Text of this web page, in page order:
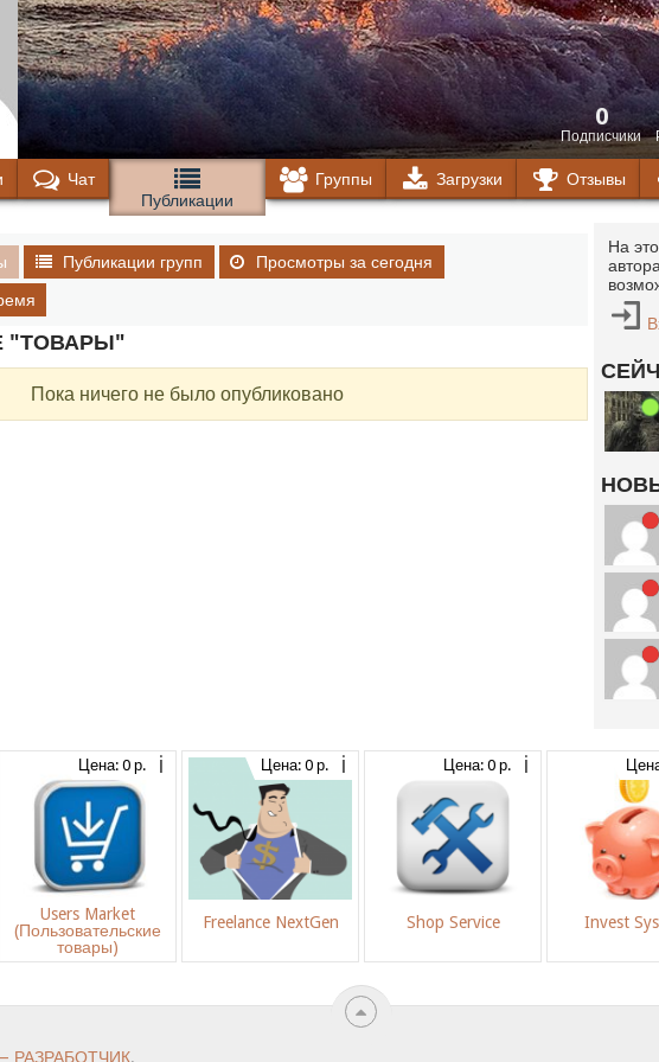
Подписчики
0
Чат
Публикации
Группы Загрузки Отзывы
Публикации групп
Просмотры за сегодня
"ТОВАРЫ"
Пока ничего не было опубликовано
На
Цена: 0 р.
Users Market
(Пользовательские
товары)
Цена: 0 р.
Freelance NextGen
Цена: 0 р.
Shop Service Invest
— РАЗРАБОТЧИК.